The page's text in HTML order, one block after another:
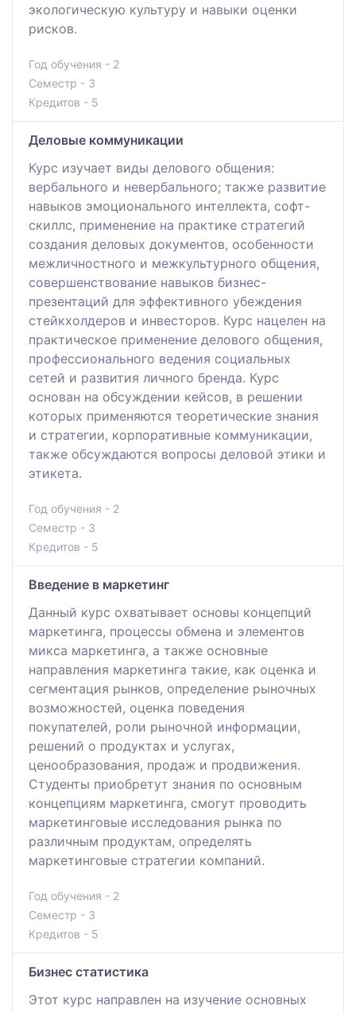
экологическую культуру и навыки оценки
рисков.
Год обучения - 2
Семестр - 3
Кредитов - 5
Деловые коммуникации
Курс изучает виды делового общения:
вербального и невербального; также развитие
навыков эмоционального интеллекта, софт-
скиллс, применение на практике стратегий
создания деловых документов, особенности
межличностного и межкультурного общения,
совершенствование навыков бизнес-
презентаций для эффективного убеждения
стейкхолдеров и инвесторов. Курс нацелен на
практическое применение делового общения,
профессионального ведения социальных
сетей и развития личного бренда. Курс
основан на обсуждении кейсов, в решении
которых применяются теоретические знания
и стратегии, корпоративные коммуникации,
также обсуждаются вопросы деловой этики и
этикета.
Год обучения - 2
Семестр - 3
Кредитов - 5
Введение в маркетинг
Данный курс охватывает основы концепций
маркетинга, процессы обмена и элементов
микса маркетинга, а также основные
направления маркетинга такие, как оценка и
сегментация рынков, определение рыночных
возможностей, оценка поведения
покупателей, роли рыночной информации,
решений о продуктах и услугах,
ценообразования, продаж и продвижения.
Студенты приобретут знания по основным
концепциям маркетинга, смогут проводить
маркетинговые исследования рынка по
различным продуктам, определять
маркетинговые стратегии компаний.
Год обучения - 2
Семестр - 3
Кредитов - 5
Бизнес статистика
Этот курс направлен на изучение основных